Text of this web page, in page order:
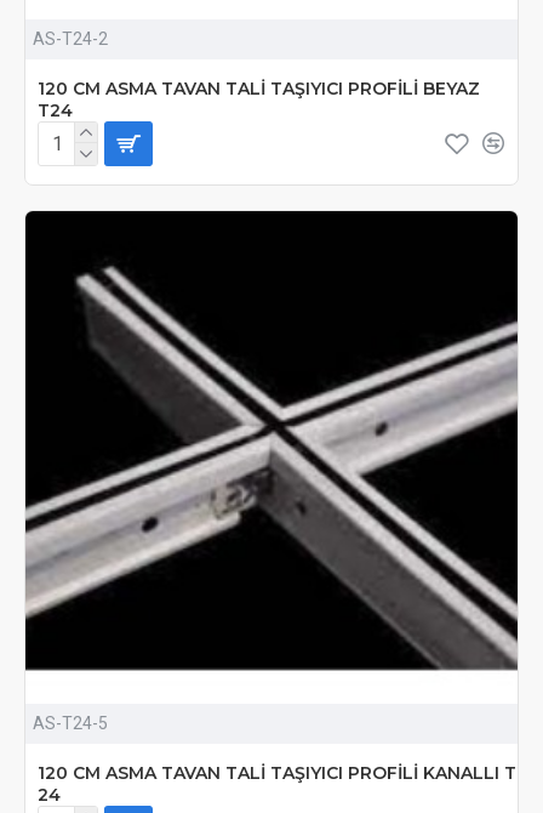
AS-T24-2
120 CM ASMA TAVAN TALİ TAŞIYICI PROFİLİ BEYAZ
T24
AS-T24-5
120 CM ASMA TAVAN TALİ TAŞIYICI PROFİLİ KANALLI T
24